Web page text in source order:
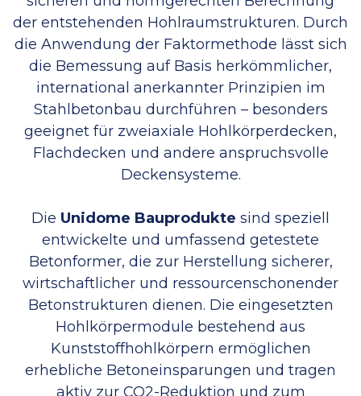
der entstehenden Hohlraumstrukturen. Durch
die Anwendung der Faktormethode lässt sich
die Bemessung auf Basis herkömmlicher,
international anerkannter Prinzipien im
Stahlbetonbau durchführen – besonders
geeignet für zweiaxiale Hohlkörperdecken,
Flachdecken und andere anspruchsvolle
Deckensysteme.
Die Unidome Bauprodukte sind speziell
entwickelte und umfassend getestete
Betonformer, die zur Herstellung sicherer,
wirtschaftlicher und ressourcenschonender
Betonstrukturen dienen. Die eingesetzten
Hohlkörpermodule bestehend aus
Kunststoffhohlkörpern ermöglichen
erhebliche Betoneinsparungen und tragen
aktiv zur CO2-Reduktion und zum